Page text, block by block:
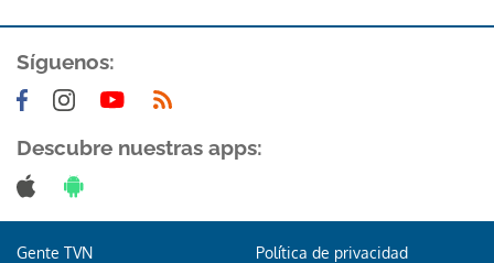
Síguenos:
Descubre nuestras apps:
Gente TVN Política de privacidad